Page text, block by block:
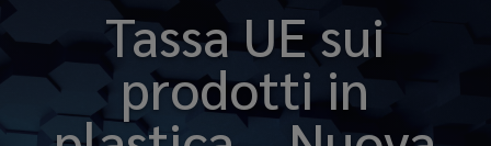
Tassa UE sui
prodotti in